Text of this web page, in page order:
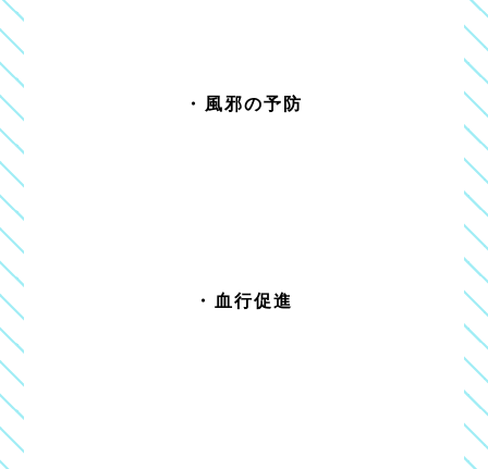
・風邪の予防
・血行促進